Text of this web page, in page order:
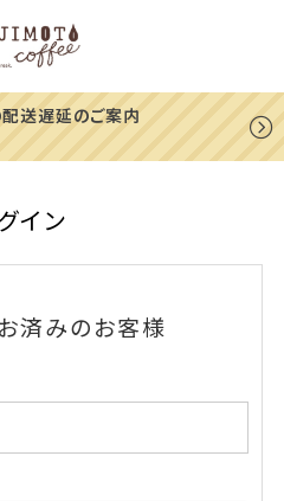
送遅延のご案内
イン
済みのお客様